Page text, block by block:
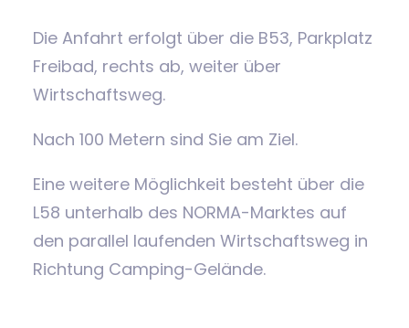
Die Anfahrt erfolgt über die B53, Parkplatz
Freibad, rechts ab, weiter über
Wirtschaftsweg.
Nach 100 Metern sind Sie am Ziel.
Eine weitere Möglichkeit besteht über die
L58 unterhalb des NORMA-Marktes auf
den parallel laufenden Wirtschaftsweg in
Richtung Camping-Gelände.